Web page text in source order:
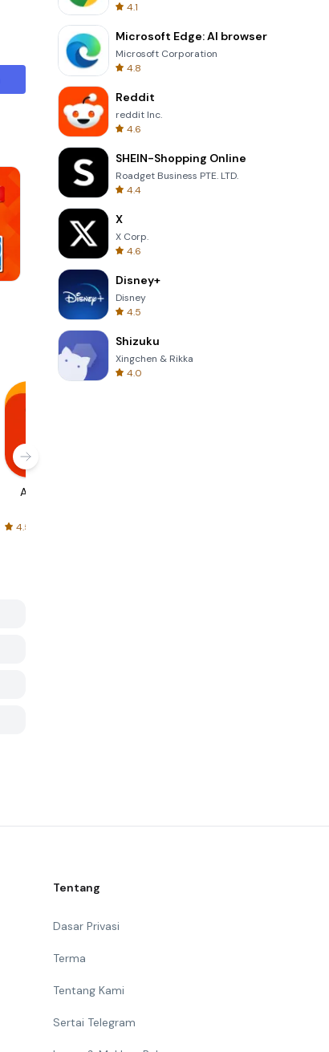
Solitaire Klondike
AliExpress
4.5
4.1
Microsoft Edge: AI browser
Microsoft Corporation
4.8
Reddit
reddit Inc.
4.6
SHEIN-Shopping Online
Roadget Business PTE. LTD.
4.4
X
X Corp.
4.6
Disney+
Disney
4.5
Shizuku
Xingchen & Rikka
4.0
Tentang
Dasar Privasi
Terma
Tentang Kami
Sertai Telegram